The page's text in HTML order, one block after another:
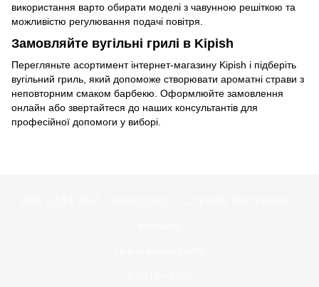
використання варто обирати моделі з чавунною решіткою та
можливістю регулювання подачі повітря.
Замовляйте вугільні грилі в Kipish
Перегляньте асортимент інтернет-магазину Kipish і підберіть
вугільний гриль, який допоможе створювати ароматні страви з
неповторним смаком барбекю. Оформлюйте замовлення
онлайн або звертайтеся до наших консультантів для
професійної допомоги у виборі.